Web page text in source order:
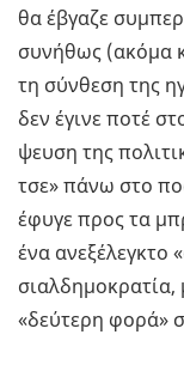
θα έβγα­ζε
συ­νή­θως (ακόμα
τη σύν­θε­ση της
δεν έγινε ποτέ
ψευ­ση της
τσε» πάνω στο
έφυγε προς τα
ένα ανε­ξέ­λεγ­κτο
«δεύ­τε­ρη φορά»